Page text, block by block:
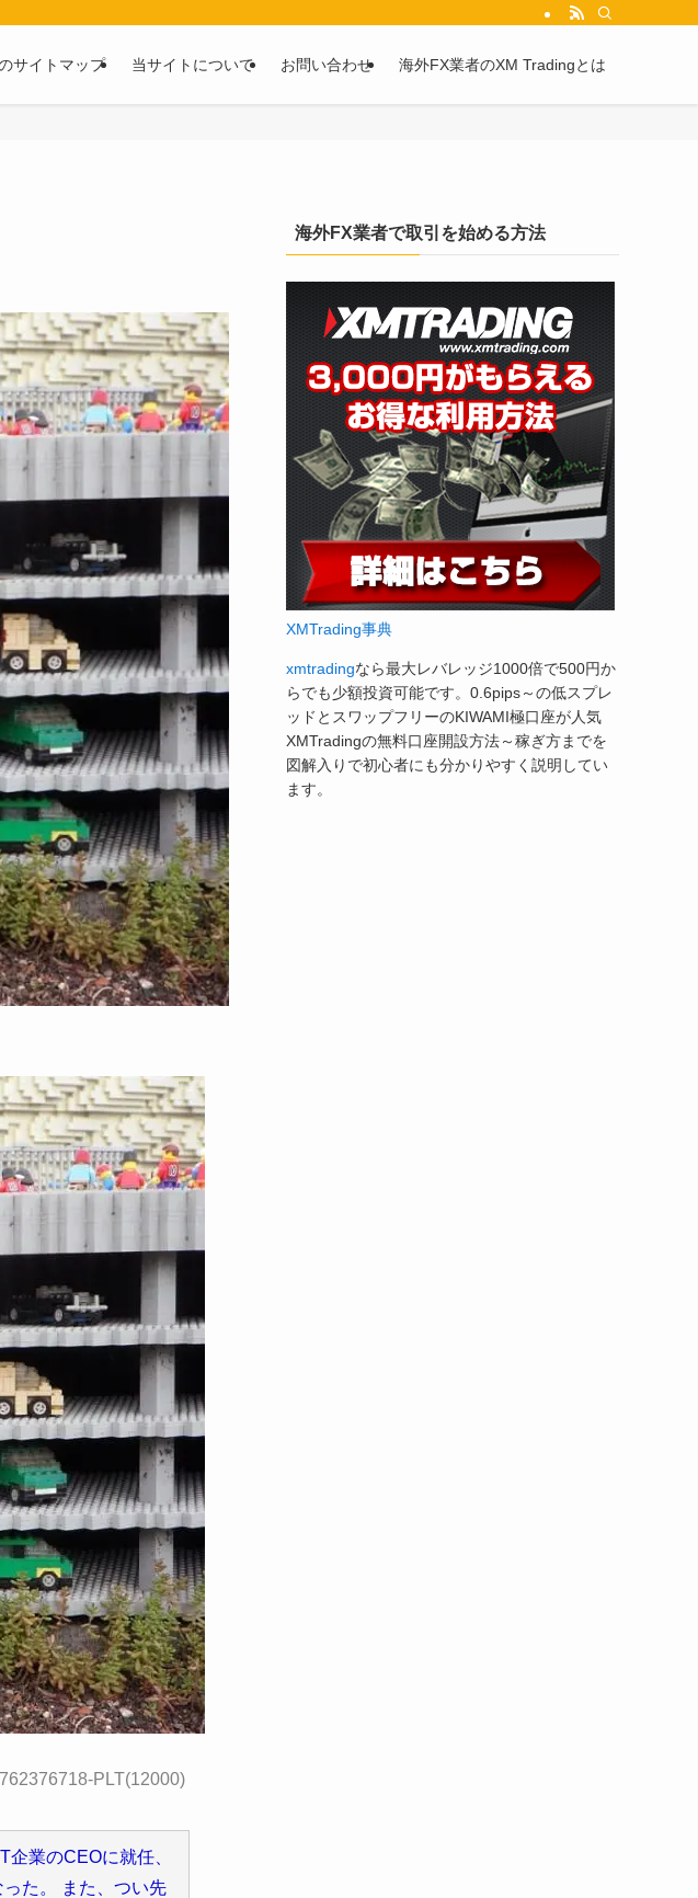
お金に関する情報の口コミや評判を2chや5chからピックアップしています。
サイトマップ 当サイトについて お問い合わせ 海外FX業者のXM Tradingとは
PLT(12000)
業のCEOに就任、
た。 また、つい先
海外FX業者で取引を始める方法
XMTrading事典
xmtradingなら最大レバレッジ1000倍で500円か
らでも少額投資可能です。0.6pips～の低スプレ
ッドとスワップフリーのKIWAMI極口座が人気
XMTradingの無料口座開設方法～稼ぎ方までを
図解入りで初心者にも分かりやすく説明してい
ます。